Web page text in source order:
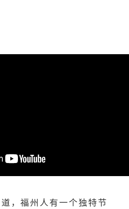
，福州人有一个独特节